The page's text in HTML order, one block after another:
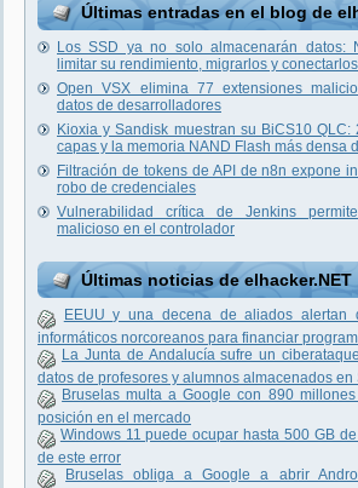
Últimas entradas en el blog de
Los SSD ya no solo almacenarán datos:
limitar su rendimiento, migrarlos y
Open VSX elimina 77 extensiones
datos de desarrolladores
Kioxia y Sandisk muestran su BiCS10
capas y la memoria NAND Flash más densa
Filtración de tokens de API de n8n expone
robo de credenciales
Vulnerabilidad crítica de Jenkins
malicioso en el controlador
Últimas noticias de elhacker.NET
EEUU y una decena de aliados alertan
informáticos norcoreanos para financiar
La Junta de Andalucía sufre un
datos de profesores y alumnos almacenados en
Bruselas multa a Google con 890
posición en el mercado
Windows 11 puede ocupar hasta 500 GB
de este error
Bruselas obliga a Google a abrir